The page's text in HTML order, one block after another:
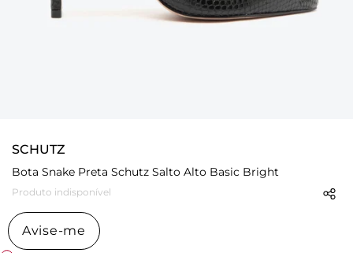
SCHUTZ
Bota Snake Preta Schutz Salto Alto Basic Bright
Produto indisponível
Avise-me